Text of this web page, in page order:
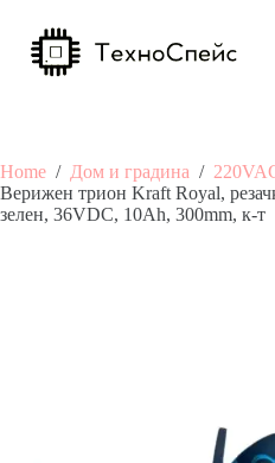
content
Home / Дом и градина /
Верижен трион Kraft Royal,
зелен, 36VDC, 10Ah, 300mm, к-т